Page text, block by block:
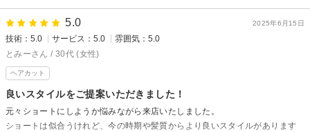
いつもテーマを持っておくこと、理想を言葉にすることは大切ですね。
BASE awajiからの返信
ポイントのことでご迷惑おかけして大変申し訳ございません。
遠い中ご来店いただき本当に感謝いたします。
ショートスタイルなのでそこまでもちはよくないですので
2025年6月15日
5.0
技術：5.0 サービス：5.0
雰囲気：5.0
とみーさん / 30代 (女性)
ヘアカット
良いスタイルをご提案いただきました！
元々ショートにしようか悩みながら来店いたしました。
ショートは似合うけれど、今の時期や髪質からより良いスタイルがあります